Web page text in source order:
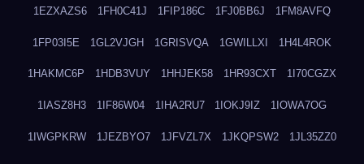
1EZXAZS6 1FH0C41J 1FIP186C 1FJ0BB6J 1FM8AVFQ
1FP03I5E 1GL2VJGH 1GRISVQA 1GWILLXI 1H4L4ROK
1HAKMC6P 1HDB3VUY 1HHJEK58 1HR93CXT 1I70CGZX
1IASZ8H3 1IF86W04 1IHA2RU7 1IOKJ9IZ 1IOWA7OG
1IWGPKRW 1JEZBYO7 1JFVZL7X 1JKQPSW2 1JL35ZZ0